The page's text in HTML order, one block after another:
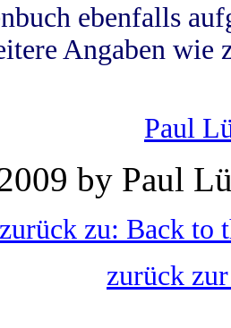
ebenfalls
Angaben wie
Paul
by Paul
zurück zu: Back to
zurück